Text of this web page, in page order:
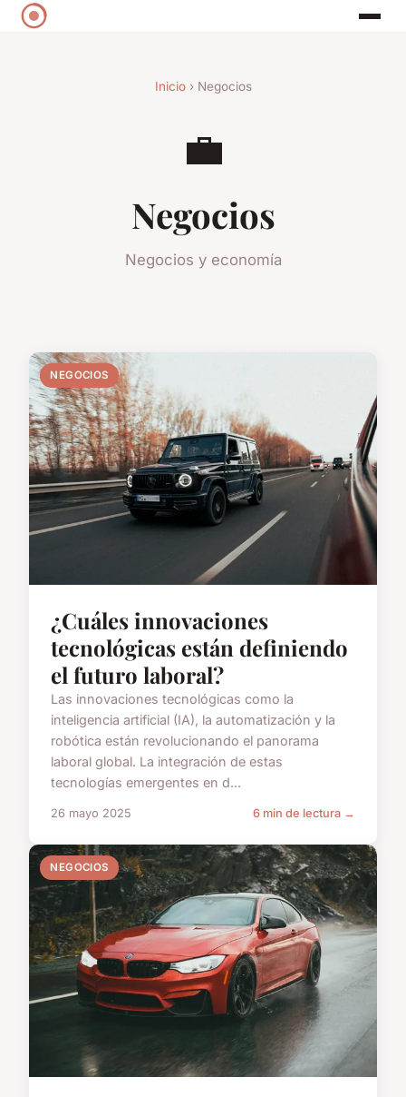
Inicio› Negocios
💼
Negocios
Negocios y economía
NEGOCIOS
¿Cuáles innovaciones
tecnológicas están definiendo
el futuro laboral?
Las innovaciones tecnológicas como la
inteligencia artificial (IA), la automatización y la
robótica están revolucionando el panorama
laboral global. La integración de estas
tecnologías emergentes en d...
26 mayo 2025 6 min de lectura →
NEGOCIOS